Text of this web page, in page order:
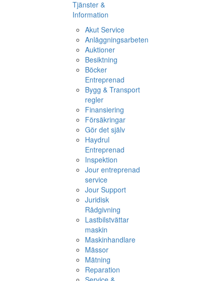
Tjänster &
Information
Akut Service
Anläggningsarbeten
Auktioner
Besiktning
Böcker
Entreprenad
Bygg & Transport
regler
Finansiering
Försäkringar
Gör det själv
Haydrul
Entreprenad
Inspektion
Jour entreprenad
service
Jour Support
Juridisk
Rådgivning
Lastbilstvättar
maskin
Maskinhandlare
Mässor
Mätning
Reparation